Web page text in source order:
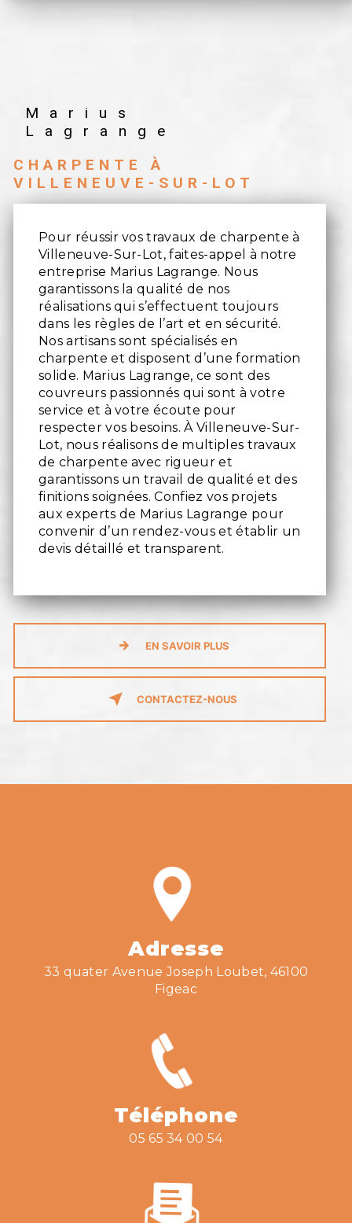
Marius
Lagrange
CHARPENTE À
VILLENEUVE-SUR-LOT
Pour réussir vos travaux de charpente à
Villeneuve-Sur-Lot, faites-appel à notre
entreprise Marius Lagrange. Nous
garantissons la qualité de nos
réalisations qui s’effectuent toujours
dans les règles de l’art et en sécurité.
Nos artisans sont spécialisés en
charpente et disposent d’une formation
solide. Marius Lagrange, ce sont des
couvreurs passionnés qui sont à votre
service et à votre écoute pour
respecter vos besoins. À Villeneuve-Sur-
Lot, nous réalisons de multiples travaux
de charpente avec rigueur et
garantissons un travail de qualité et des
finitions soignées. Confiez vos projets
aux experts de Marius Lagrange pour
convenir d’un rendez-vous et établir un
devis détaillé et transparent.
EN SAVOIR PLUS
CONTACTEZ-NOUS
Adresse
33 quater Avenue Joseph Loubet, 46100
Figeac
Téléphone
05 65 34 00 54